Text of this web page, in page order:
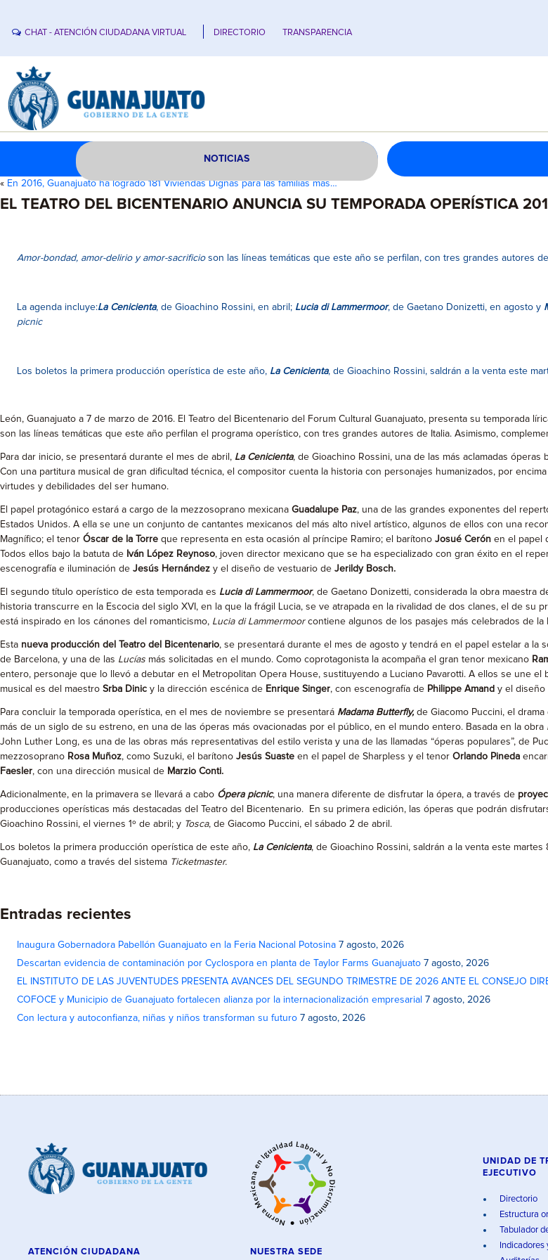
CHAT - ATENCIÓN CIUDADANA VIRTUAL DIRECTORIO TRANSPARENCIA
NOTICIAS
« En 2016, Guanajuato ha logrado 181 Viviendas Dignas para las familias más…
EL TEATRO DEL BICENTENARIO ANUNCIA SU TEMPORADA OPERÍSTICA
Amor-bondad, amor-delirio y amor-sacrificioson las líneas temáticas que este año se perfilan, con tres grandes autores
La agenda incluye:La Cenicienta, de Gioachino Rossini, en abril; Lucia di Lammermoor, de Gaetano Donizetti, en agosto y
picnic
Los boletos la primera producción operística de este año, La Cenicienta, de Gioachino Rossini, saldrán a la venta este
León, Guanajuato a 7 de marzo de 2016. El Teatro del Bicentenario del Forum Cultural Guanajuato, presenta su temporada
son las líneas temáticas que este año perfilan el programa operístico, con tres grandes autores de Italia. Asimismo,
Para dar inicio, se presentará durante el mes de abril, La Cenicienta, de Gioachino Rossini, una de las más aclamadas
Con una partitura musical de gran dificultad técnica, el compositor cuenta la historia con personajes humanizados, por
virtudes y debilidades del ser humano.
El papel protagónico estará a cargo de la mezzosoprano mexicana Guadalupe Paz, una de las grandes exponentes del
Estados Unidos. A ella se une un conjunto de cantantes mexicanos del más alto nivel artístico, algunos de ellos con una
Magnífico; el tenor Óscar de la Torre que representa en esta ocasión al príncipe Ramiro; el barítono Josué Cerón en el papel
Todos ellos bajo la batuta de Iván López Reynoso, joven director mexicano que se ha especializado con gran éxito en el
escenografía e iluminación de Jesús Hernández y el diseño de vestuario de Jerildy Bosch.
El segundo título operístico de esta temporada es Lucia di Lammermoor, de Gaetano Donizetti, considerada la obra maestra
historia transcurre en la Escocia del siglo XVI, en la que la frágil Lucia, se ve atrapada en la rivalidad de dos clanes, el de su
está inspirado en los cánones del romanticismo, Lucia di Lammermoorcontiene algunos de los pasajes más celebrados de la
Esta nueva producción del Teatro del Bicentenario, se presentará durante el mes de agosto y tendrá en el papel estelar a la
de Barcelona, y una de las Lucías más solicitadas en el mundo. Como coprotagonista la acompaña el gran tenor mexicano
entero, personaje que lo llevó a debutar en el Metropolitan Opera House, sustituyendo a Luciano Pavarotti. A ellos se une el
musical es del maestro Srba Dinic y la dirección escénica de Enrique Singer, con escenografía de Philippe Amand y el diseño
Para concluir la temporada operística, en el mes de noviembre se presentará Madama Butterfly, de Giacomo Puccini, el
más de un siglo de su estreno, en una de las óperas más ovacionadas por el público, en el mundo entero. Basada en la obra
John Luther Long, es una de las obras más representativas del estilo verista y una de las llamadas “óperas populares”, de
mezzosoprano Rosa Muñoz, como Suzuki, el barítono Jesús Suaste en el papel de Sharpless y el tenor Orlando Pineda
Faesler, con una dirección musical de Marzio Conti.
Adicionalmente, en la primavera se llevará a cabo Ópera picnic, una manera diferente de disfrutar la ópera, a través de
producciones operísticas más destacadas del Teatro del Bicentenario. En su primera edición, las óperas que podrán
Gioachino Rossini, el viernes 1º de abril; y Tosca, de Giacomo Puccini, el sábado 2 de abril.
Los boletos la primera producción operística de este año, La Cenicienta, de Gioachino Rossini, saldrán a la venta este
Guanajuato, como a través del sistema Ticketmaster.
Entradas recientes
Inaugura Gobernadora Pabellón Guanajuato en la Feria Nacional Potosina 7 agosto, 2026
Descartan evidencia de contaminación por Cyclospora en planta de Taylor Farms Guanajuato 7 agosto, 2026
EL INSTITUTO DE LAS JUVENTUDES PRESENTA AVANCES DEL SEGUNDO TRIMESTRE DE 2026 ANTE EL CONSEJO
COFOCE y Municipio de Guanajuato fortalecen alianza por la internacionalización empresarial 7 agosto, 2026
Con lectura y autoconfianza, niñas y niños transforman su futuro 7 agosto, 2026
ATENCIÓN CIUDADANA NUESTRA SEDE
UNIDAD DE
EJECUTIVO
Directorio
Estructura
Tabulador
Indicadores